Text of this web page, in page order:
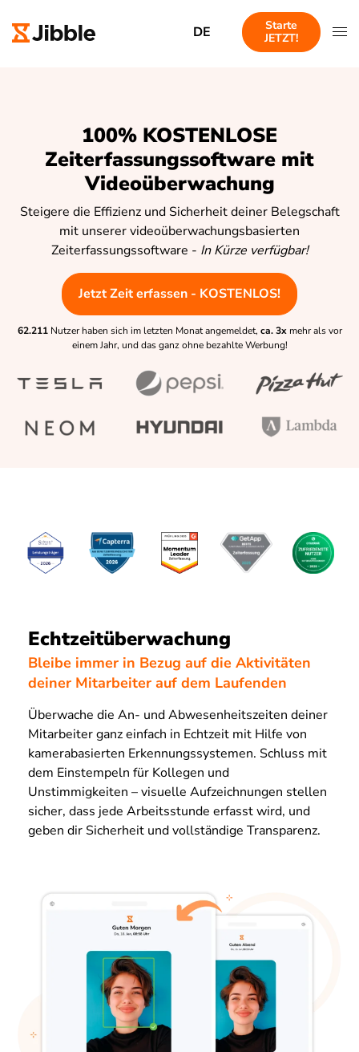
DE
Starte
JETZT!
100% KOSTENLOSE
Zeiterfassungssoftware mit
Videoüberwachung
Steigere die Effizienz und Sicherheit deiner Belegschaft
mit unserer videoüberwachungsbasierten
Zeiterfassungssoftware - In Kürze verfügbar!
Jetzt Zeit erfassen - KOSTENLOS!
62.211 Nutzer haben sich im letzten Monat angemeldet, ca. 3x mehr als vor
einem Jahr, und das ganz ohne bezahlte Werbung!
Echtzeitüberwachung
Bleibe immer in Bezug auf die Aktivitäten
deiner Mitarbeiter auf dem Laufenden
Überwache die An- und Abwesenheitszeiten deiner
Mitarbeiter ganz einfach in Echtzeit mit Hilfe von
kamerabasierten Erkennungssystemen. Schluss mit
dem Einstempeln für Kollegen und
Unstimmigkeiten – visuelle Aufzeichnungen stellen
sicher, dass jede Arbeitsstunde erfasst wird, und
geben dir Sicherheit und vollständige Transparenz.